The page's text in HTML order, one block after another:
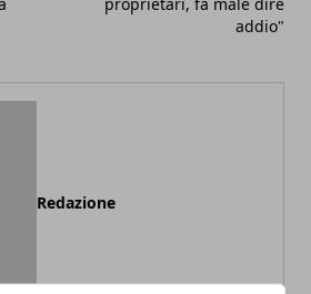
addio"
Redazione